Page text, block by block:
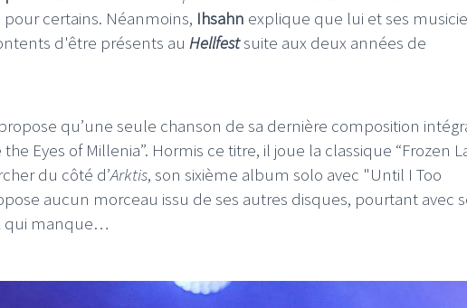
certains. Néanmoins, Ihsahn explique que lui et ses
d'être présents au Hellfestsuite aux deux années de
qu’une seule chanson de sa dernière composition
Eyes of Millenia”. Hormis ce titre, il joue la classique “Frozen
du côté d’Arktis, son sixième album solo avec "Until I Too
aucun morceau issu de ses autres disques, pourtant avec
qui manque…